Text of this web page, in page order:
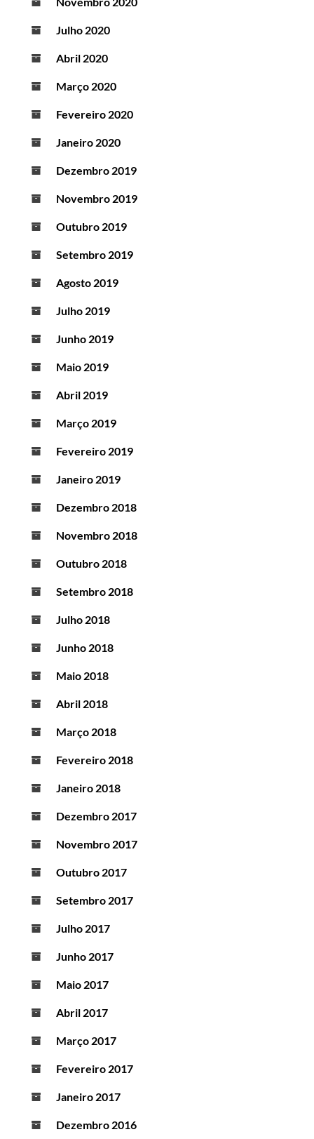
Julho 2020
Abril 2020
Março 2020
Fevereiro 2020
Janeiro 2020
Dezembro 2019
Novembro 2019
Outubro 2019
Setembro 2019
Agosto 2019
Julho 2019
Junho 2019
Maio 2019
Abril 2019
Março 2019
Fevereiro 2019
Janeiro 2019
Dezembro 2018
Novembro 2018
Outubro 2018
Setembro 2018
Julho 2018
Junho 2018
Maio 2018
Abril 2018
Março 2018
Fevereiro 2018
Janeiro 2018
Dezembro 2017
Novembro 2017
Outubro 2017
Setembro 2017
Julho 2017
Junho 2017
Maio 2017
Abril 2017
Março 2017
Fevereiro 2017
Janeiro 2017
Dezembro 2016